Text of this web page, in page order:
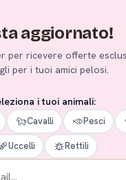
aggiornato!
per ricevere offerte
per i tuoi amici pelosi.
i tuoi animali:
Cavalli Pesci
Uccelli Rettili